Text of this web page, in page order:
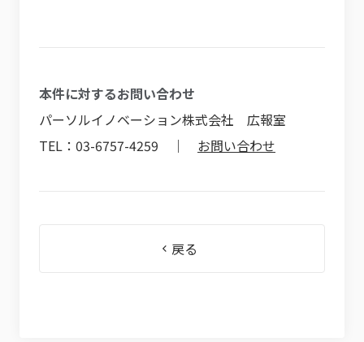
本件に対するお問い合わせ
パーソルイノベーション株式会社 広報室
TEL：03-6757-4259 ｜ お問い合わせ
戻る